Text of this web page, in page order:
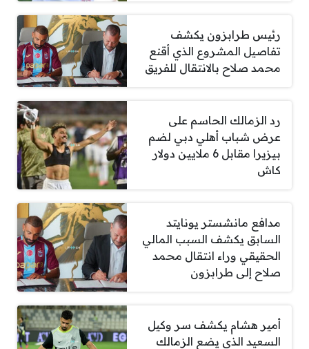
رئيس طرابزون يكشف
تفاصيل المشروع الذي أقنع
محمد صلاح بالانتقال للفريق
رد الزمالك الحاسم على
عرض شباب أهلي دبي لضم
بيزيرا مقابل 6 ملايين دولار
كاش
مدافع مانشستر يونايتد
السابق يكشف السبب المالي
الحقيقي وراء انتقال محمد
صلاح إلى طرابزون
أمير هشام يكشف سر وكيل
السعيد الذي يضع الزمالك